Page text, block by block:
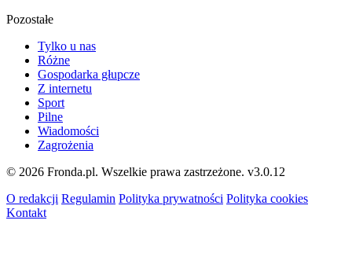
Pozostałe
Tylko u nas
Różne
Gospodarka głupcze
Z internetu
Sport
Pilne
Wiadomości
Zagrożenia
© 2026 Fronda.pl. Wszelkie prawa zastrzeżone. v3.0.12
O redakcji Regulamin Polityka prywatności Polityka cookies
Kontakt